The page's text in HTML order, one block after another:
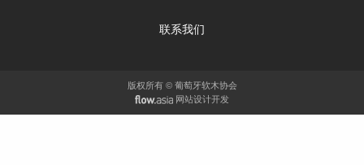
联系我们
版权所有 © 葡萄牙软木协会
网站设计开发